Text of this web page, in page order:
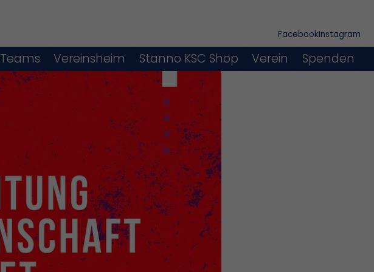
FacebookInstagram
Teams Vereinsheim Stanno KSC Shop Verein Spenden